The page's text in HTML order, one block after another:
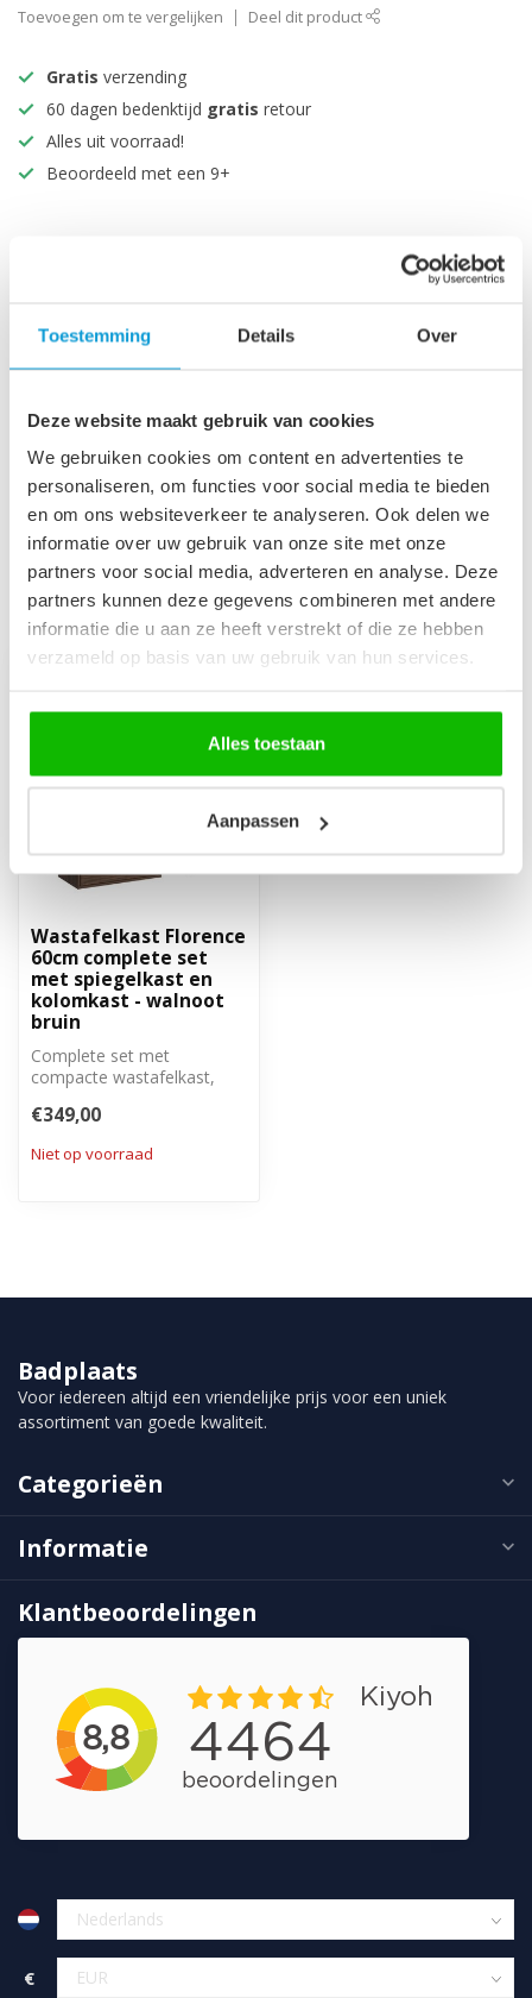
Toestemming Details Over
Deze website maakt gebruik van cookies
We gebruiken cookies om content en advertenties te
personaliseren, om functies voor social media te bieden
en om ons websiteverkeer te analyseren. Ook delen we
informatie over uw gebruik van onze site met onze
partners voor social media, adverteren en analyse. Deze
partners kunnen deze gegevens combineren met andere
informatie die u aan ze heeft verstrekt of die ze hebben
verzameld op basis van uw gebruik van hun services.
Alles toestaan
Aanpassen
Toevoegen om te vergelijken Deel dit product
Gratis verzending
60 dagen bedenktijd gratis retour
Alles uit voorraad!
Beoordeeld met een 9+
Badkamerkast Florence 30 x
35 x 130 cm - walnoot bruin
Niet op voorraad
€139,00
Recent bekeken
Wastafelkast Florence
60cm complete set
met spiegelkast en
kolomkast - walnoot
bruin
Complete set met
compacte wastafelkast,
€349,00
Niet op voorraad
Badplaats
Voor iedereen altijd een vriendelijke prijs voor een uniek
assortiment van goede kwaliteit.
Categorieën
Informatie
Klantbeoordelingen
€